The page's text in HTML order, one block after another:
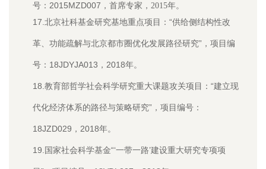
号： 2015MZD007 ，首席专家，2015年。
17.北京社科基金研究基地重点项目：“供给侧结构性改
革、功能疏解与北京都市圈优化发展路径研究”，项目编
号：18JDYJA013，2018年。
18.教育部哲学社会科学研究重大课题攻关项目：“建立现
代化经济体系的路径与策略研究”，项目编号：
18JZD029，2018年。
19.国家社会科学基金“‘一带一路’建设重大研究专项项